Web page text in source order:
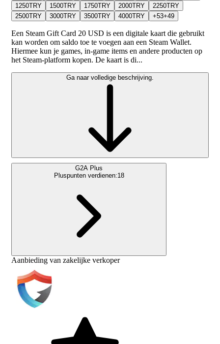
1250TRY 1500TRY 1750TRY 2000TRY 2250TRY
2500TRY 3000TRY 3500TRY 4000TRY +53+49
Een Steam Gift Card 20 USD is een digitale kaart die gebruikt
kan worden om saldo toe te voegen aan een Steam Wallet.
Hiermee kun je games, in-game items en andere producten op
het Steam-platform kopen. De kaart is di...
Ga naar volledige beschrijving.
G2A Plus
Pluspunten verdienen:18
Aanbieding van zakelijke verkoper